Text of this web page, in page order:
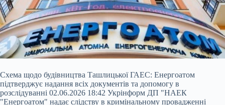
Схема щодо будівництва Ташлицької ГАЕС: Енергоатом
підтверджує надання всіх документів та допомогу в
розслідуванні 02.06.2026 18:42 Укрінформ ДП "НАЕК
"Енергоатом" надає слідству в кримінальному провадженні